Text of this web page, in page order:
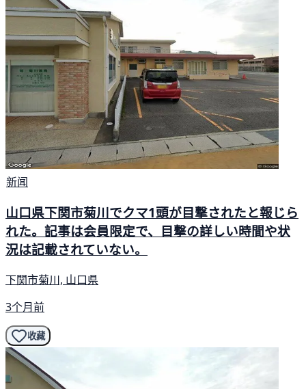
新闻
山口県下関市菊川でクマ1頭が目撃されたと報じら
れた。記事は会員限定で、目撃の詳しい時間や状
況は記載されていない。
下関市菊川, 山口県
3个月前
收藏